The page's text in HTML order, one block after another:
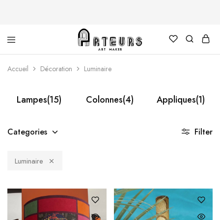
Arteurs
Accueil Décoration Luminaire
Lampes(15) Colonnes(4) Appliques(1)
Categories Filter
Luminaire